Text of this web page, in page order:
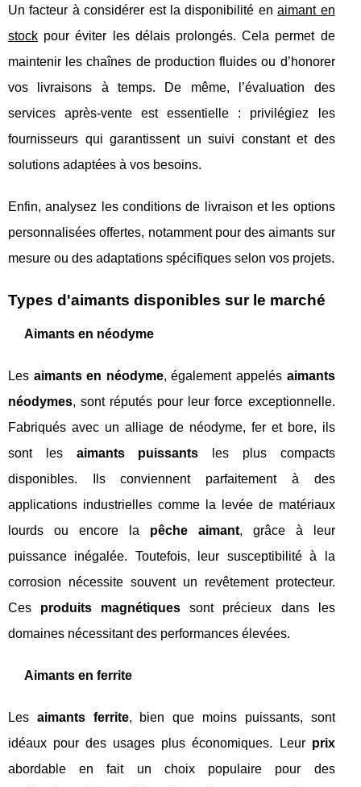
Un facteur à considérer est la disponibilité enaimant en
stock pour éviter les délais prolongés. Cela permet de
maintenir les chaînes de production fluides ou d’honorer
vos livraisons à temps. De même, l’évaluation des
services après-vente est essentielle : privilégiez les
fournisseurs qui garantissent un suivi constant et des
solutions adaptées à vos besoins.
Enfin, analysez les conditions de livraison et les options
personnalisées offertes, notamment pour des aimants sur
mesure ou des adaptations spécifiques selon vos projets.
Types d'aimants disponibles sur le marché
Aimants en néodyme
Les aimants en néodyme, également appelés aimants
néodymes, sont réputés pour leur force exceptionnelle.
Fabriqués avec un alliage de néodyme, fer et bore, ils
sont les aimants puissants les plus compacts
disponibles. Ils conviennent parfaitement à des
applications industrielles comme la levée de matériaux
lourds ou encore la pêche aimant, grâce à leur
puissance inégalée. Toutefois, leur susceptibilité à la
corrosion nécessite souvent un revêtement protecteur.
Ces produits magnétiques sont précieux dans les
domaines nécessitant des performances élevées.
Aimants en ferrite
Les aimants ferrite, bien que moins puissants, sont
idéaux pour des usages plus économiques. Leur prix
abordable en fait un choix populaire pour des